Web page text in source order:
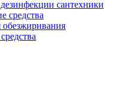
сантехники
средства
обезжиривания